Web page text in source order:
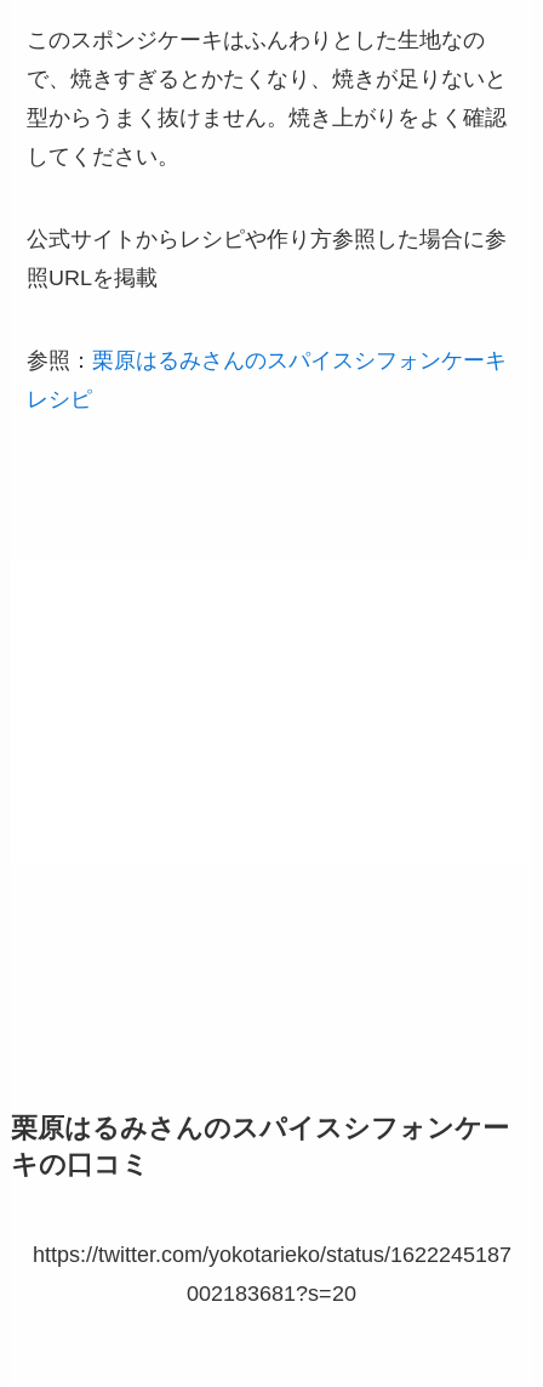
このスポンジケーキはふんわりとした生地なの
で、焼きすぎるとかたくなり、焼きが足りないと
型からうまく抜けません。焼き上がりをよく確認
してください。
公式サイトからレシピや作り方参照した場合に参
照URLを掲載
参照：栗原はるみさんのスパイスシフォンケーキ
レシピ
栗原はるみさんのスパイスシフォンケー
キの口コミ
https://twitter.com/yokotarieko/status/1622245187
002183681?s=20